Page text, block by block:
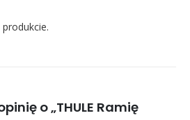
o „THULE Ramię